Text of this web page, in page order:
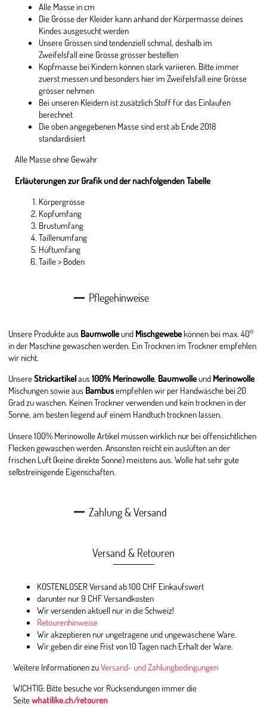
Alle Masse in cm
Die Grösse der Kleider kann anhand der Körpermasse deines
Kindes ausgesucht werden
Unsere Grössen sind tendenziell schmal, deshalb im
Zweifelsfall eine Grösse grösser bestellen
Kopfmasse bei Kindern können stark variieren. Bitte immer
zuerst messen und besonders hier im Zweifelsfall eine Grösse
grösser nehmen
Bei unseren Kleidern ist zusätzlich Stoff für das Einlaufen
berechnet
Die oben angegebenen Masse sind erst ab Ende 2018
standardisiert
Alle Masse ohne Gewähr
Erläuterungen zur Grafik und der nachfolgenden Tabelle
Körpergrösse
Kopfumfang
Brustumfang
Taillenumfang
Hüftumfang
Taille > Boden
Pflegehinweise
Unsere Produkte aus Baumwolleund Mischgewebe können bei max. 40°
in der Maschine gewaschen werden. Ein Trocknen im Trockner empfehlen
wir nicht.
UnsereStrickartikelaus100% Merinowolle, Baumwolleund Merinowolle
Mischungen sowie aus Bambusempfehlen wir per Handwäsche bei 20
Grad zu waschen. Keinen Trockner verwenden und kein trocknen in der
Sonne, am besten liegend auf einem Handtuch trocknen lassen.
Unsere 100% Merinowolle Artikel müssen wirklich nur bei offensichtlichen
Flecken gewaschen werden. Ansonsten reicht ein auslüften an der
frischen Luft (keine direkte Sonne) meistens aus. Wolle hat sehr gute
selbstreinigende Eigenschaften.
Zahlung & Versand
Versand & Retouren
KOSTENLOSER Versand ab 100 CHF Einkaufswert
darunter nur 9 CHF Versandkosten
Wir versenden aktuell nur in die Schweiz!
Retourenhinweise
Wir akzeptieren nur ungetragene und ungewaschene Ware.
Wir geben dir eine Frist von 10 Tagen nach Erhalt der Ware.
Weitere Informationen zuVersand- und Zahlungbedingungen
WICHTIG: Bitte besuche vor Rücksendungen immer die
Seitewhatilike.ch/retouren